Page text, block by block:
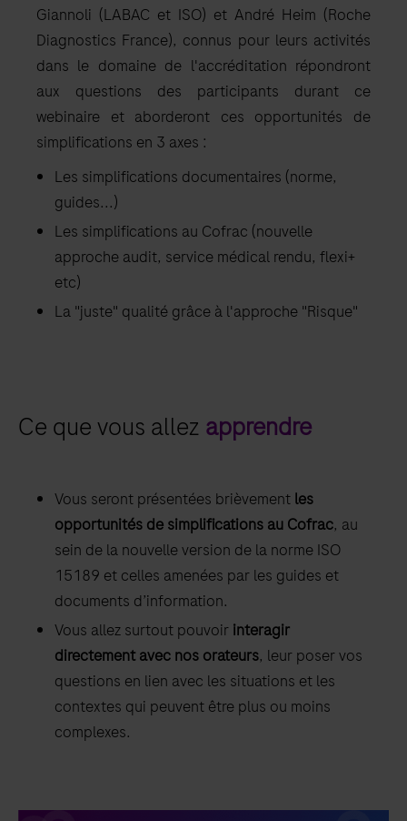
Giannoli (LABAC et ISO) et André Heim (Roche
Diagnostics France), connus pour leurs activités
dans le domaine de l'accréditation répondront
aux questions des participants durant ce
webinaire et aborderont ces opportunités de
simplifications en 3 axes :
Les simplifications documentaires (norme,
guides...)
Les simplifications au Cofrac (nouvelle
approche audit, service médical rendu, flexi+
etc)
La "juste" qualité grâce à l'approche "Risque"
Ce que vous allez apprendre
Vous seront présentées brièvement les
opportunités de simplifications au Cofrac, au
sein de la nouvelle version de la norme ISO
15189 et celles amenées par les guides et
documents d’information.
Vous allez surtout pouvoir interagir
directement avec nos orateurs, leur poser vos
questions en lien avec les situations et les
contextes qui peuvent être plus ou moins
complexes.